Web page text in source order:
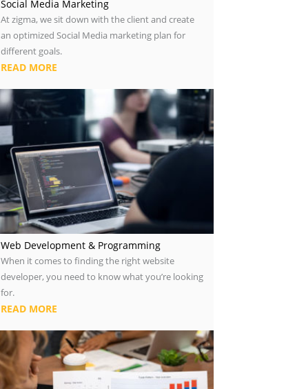
Social Media Marketing
At zigma, we sit down with the client and create
an optimized Social Media marketing plan for
different goals.
READ MORE
Web Development & Programming
When it comes to finding the right website
developer, you need to know what you’re looking
for.
READ MORE